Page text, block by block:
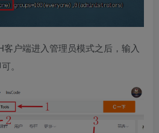
户端进入管理员模式之后，输入
。